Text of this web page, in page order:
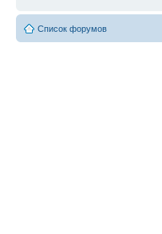
Список форумов